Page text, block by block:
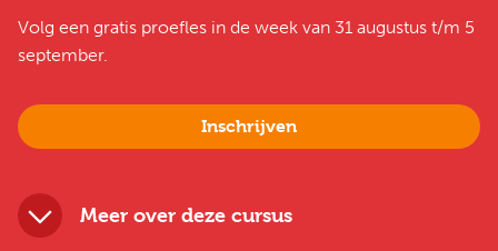
Volg een gratis proefles in de week van 31 augustus t/m 5
september.
Inschrijven
Meer over deze cursus